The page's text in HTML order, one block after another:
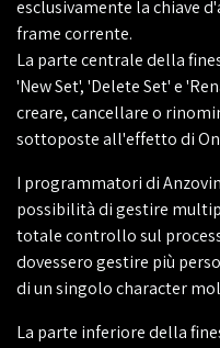
esclusivamente la chiave
frame corrente.
La parte centrale della
'New Set', 'Delete Set' e
creare, cancellare o
sottoposte all'effetto di
I programmatori di
possibilità di gestire
totale controllo sul
dovessero gestire più
di un singolo character
La parte inferiore della